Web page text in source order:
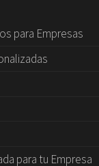
para Empresas
para tu Empresa